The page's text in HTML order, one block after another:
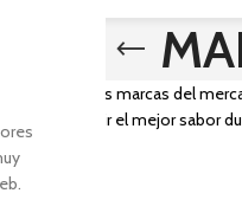
las mejores marcas del
a sentir el mejor sabor